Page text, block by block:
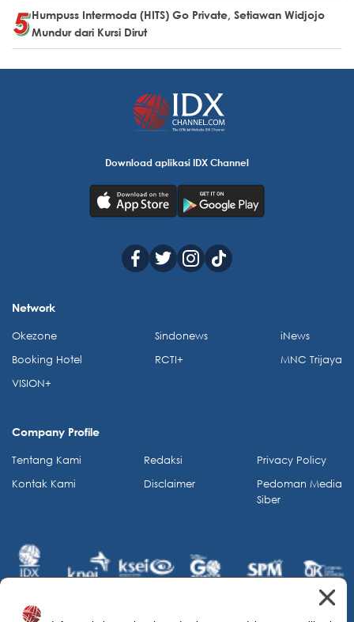
Humpuss Intermoda (HITS) Go Private, Setiawan Widjojo
Mundur dari Kursi Dirut
Download aplikasi IDX Channel
Network
Okezone
Booking Hotel
VISION+
Sindonews
RCTI+
iNews
MNC Trijaya
Company Profile
Tentang Kami
Kontak Kami
Redaksi
Disclaimer
Privacy Policy
Pedoman Media
Siber